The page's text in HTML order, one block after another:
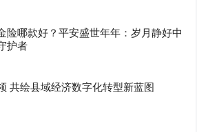
险哪款好？平安盛世年年：岁月静好中
护者
共绘县域经济数字化转型新蓝图